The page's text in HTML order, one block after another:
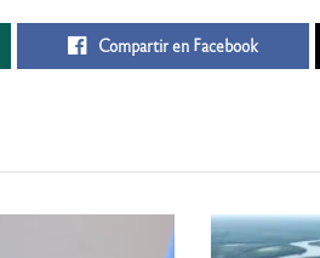
Compartir en Facebook